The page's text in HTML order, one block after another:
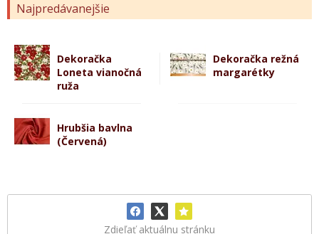
Najpredávanejšie
Dekoračka
Loneta vianočná
ruža
Dekoračka režná
margarétky
Hrubšia bavlna
(Červená)
Zdieľať aktuálnu stránku